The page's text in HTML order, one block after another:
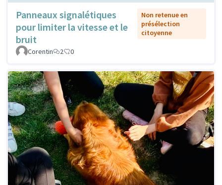
Panneaux signalétiques
pour limiter la vitesse et le
bruit
Non retenue en
présélection
citoyenne
Corentin 2 0